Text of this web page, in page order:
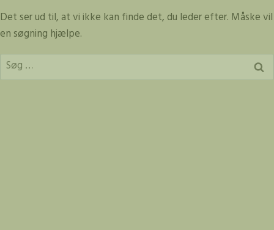
til
indhold
Det ser ud til, at vi ikke kan finde det, du leder efter. Måske vil
en søgning hjælpe.
Søg
efter: